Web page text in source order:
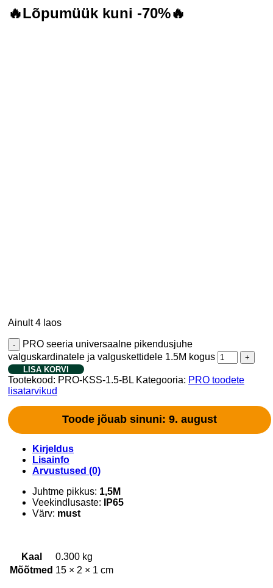
🔥Lõpumüük kuni -70%🔥
Ainult 4 laos
PRO seeria universaalne pikendusjuhe
valguskardinatele ja valguskettidele 1.5M kogus
LISA KORVI
Tootekood: PRO-KSS-1.5-BL Kategooria: PRO toodete
lisatarvikud
Toode jõuab sinuni: 9. august
Kirjeldus
Lisainfo
Arvustused (0)
Juhtme pikkus: 1,5M
Veekindlusaste:
IP65
Värv: must
Kaal
0.300 kg
Mõõtmed 15 × 2 × 1 cm